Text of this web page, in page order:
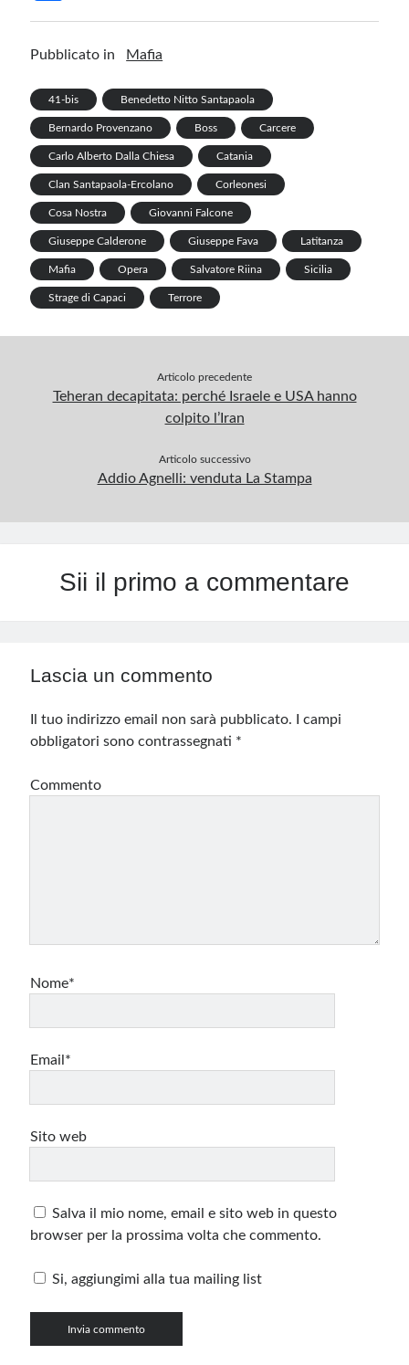
o
k
n
p
h
ar
Pubblicato in Mafia
41-bis Benedetto Nitto Santapaola
Bernardo Provenzano Boss Carcere
Carlo Alberto Dalla Chiesa Catania
Clan Santapaola-Ercolano Corleonesi
Cosa Nostra Giovanni Falcone
Giuseppe Calderone Giuseppe Fava Latitanza
Mafia Opera Salvatore Riina Sicilia
Strage di Capaci Terrore
Articolo precedente
Teheran decapitata: perché Israele e USA hanno
colpito l’Iran
Articolo successivo
Addio Agnelli: venduta La Stampa
Sii il primo a commentare
Lascia un commento
Il tuo indirizzo email non sarà pubblicato.
I campi
obbligatori sono contrassegnati *
Commento
Nome*
Email*
Sito web
Salva il mio nome, email e sito web in questo
browser per la prossima volta che commento.
Si, aggiungimi alla tua mailing list